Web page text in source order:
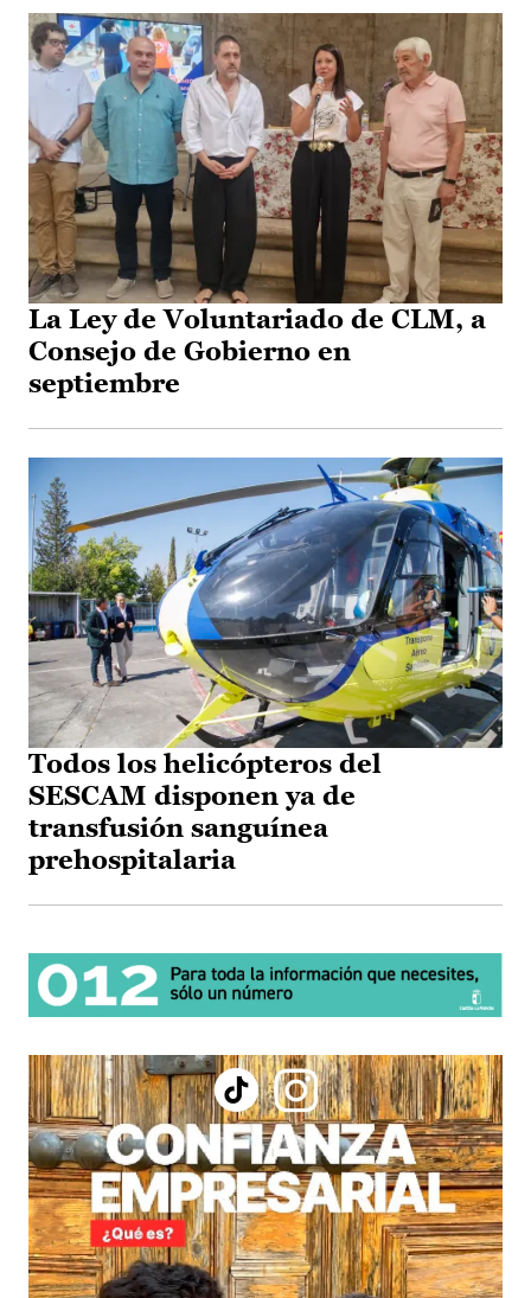
La Ley de Voluntariado de CLM, a
Consejo de Gobierno en
septiembre
Todos los helicópteros del
SESCAM disponen ya de
transfusión sanguínea
prehospitalaria